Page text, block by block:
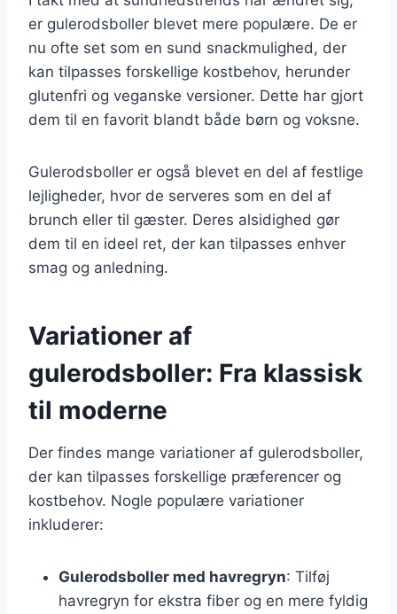
er gulerodsboller blevet mere populære. De er
nu ofte set som en sund snackmulighed, der
kan tilpasses forskellige kostbehov, herunder
glutenfri og veganske versioner. Dette har gjort
dem til en favorit blandt både børn og voksne.
Gulerodsboller er også blevet en del af festlige
lejligheder, hvor de serveres som en del af
brunch eller til gæster. Deres alsidighed gør
dem til en ideel ret, der kan tilpasses enhver
smag og anledning.
Variationer af
gulerodsboller: Fra klassisk
til moderne
Der findes mange variationer af gulerodsboller,
der kan tilpasses forskellige præferencer og
kostbehov. Nogle populære variationer
inkluderer:
Gulerodsboller med havregryn: Tilføj
havregryn for ekstra fiber og en mere fyldig